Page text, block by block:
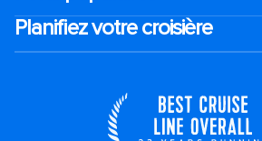
Planifiez votre croisière